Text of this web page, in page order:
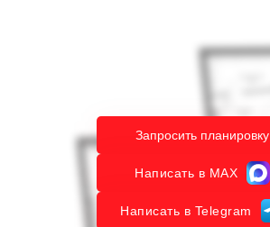
Запросить планировку
Написать в MAX
Написать в Telegram